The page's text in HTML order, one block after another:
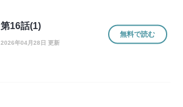
第16話(1)
2026年04月28日 更新
無料で読む